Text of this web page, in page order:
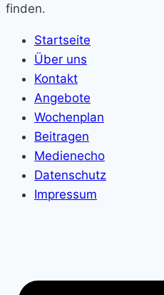
finden.
Startseite
Über uns
Kontakt
Angebote
Wochenplan
Beitragen
Medienecho
Datenschutz
Impressum